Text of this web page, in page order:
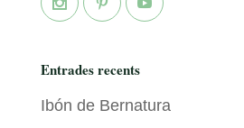
Entrades recents
Ibón de Bernatura